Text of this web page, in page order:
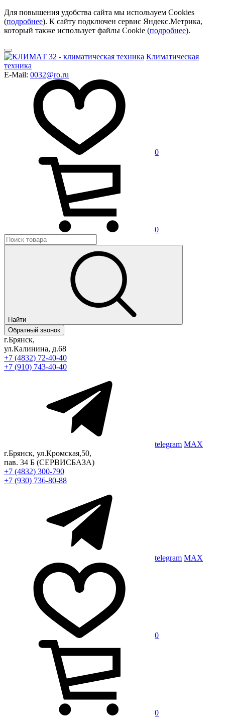
Для повышения удобства сайта мы используем Cookies
(подробнее). К сайту подключен сервис Яндекс.Метрика,
который также использует файлы Cookie (подробнее).
Климатическая
техника
E-Mail: 0032@ro.ru
0
0
Найти
Обратный звонок
г.Брянск,
ул.Калинина, д.68
+7 (4832) 72-40-40
+7 (910) 743-40-40
telegram MAX
г.Брянск, ул.Кромская,50,
пав. 34 Б (СЕРВИСБАЗА)
+7 (4832) 300-790
+7 (930) 736-80-88
telegram MAX
0
0